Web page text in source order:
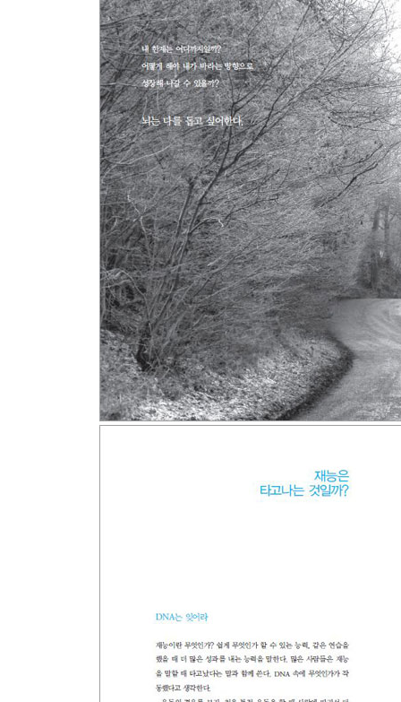
Plus Tip 운동은 학습 능력을 높인다 202
영어, 제대로 연습하기
r에 대한 단상 | 연습의 기본 공식을 응용하라 | 읽
기억, 제대로 연습하기
기억력을 높이는 다섯 가지 | 상상력을 발휘할 때
안에 되기
Plus Tip 잠은 기억을 강화시킨다
생각, 제대로 연습하기
낙관주의도 학습이 가능하다 | 행복감을 높이
다스리기
에필로그
감사의 말
참고문헌